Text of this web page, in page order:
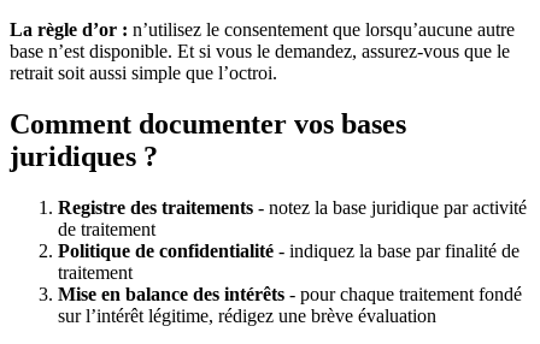
La règle d’or : n’utilisez le consentement que lorsqu’aucune autre
base n’est disponible. Et si vous le demandez, assurez-vous que le
retrait soit aussi simple que l’octroi.
Comment documenter vos bases
juridiques ?
Registre des traitements - notez la base juridique par activité
de traitement
Politique de confidentialité - indiquez la base par finalité de
traitement
Mise en balance des intérêts - pour chaque traitement fondé
sur l’intérêt légitime, rédigez une brève évaluation